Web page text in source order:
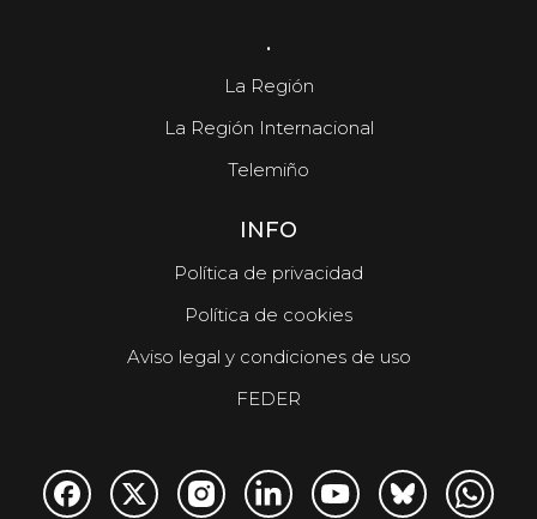
.
La Región
La Región Internacional
Telemiño
INFO
Política de privacidad
Política de cookies
Aviso legal y condiciones de uso
FEDER